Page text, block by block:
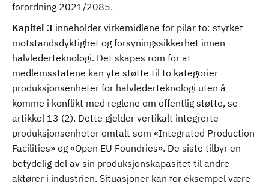
forordning 2021/2085.
Kapitel 3 inneholder virkemidlene for pilar to: styrket
motstandsdyktighet og forsyningssikkerhet innen
halvlederteknologi. Det skapes rom for at
medlemsstatene kan yte støtte til to kategorier
produksjonsenheter for halvlederteknologi uten å
komme i konflikt med reglene om offentlig støtte, se
artikkel 13 (2). Dette gjelder vertikalt integrerte
produksjonsenheter omtalt som «Integrated Production
Facilities» og «Open EU Foundries». De siste tilbyr en
betydelig del av sin produksjonskapasitet til andre
aktører i industrien. Situasjoner kan for eksempel være